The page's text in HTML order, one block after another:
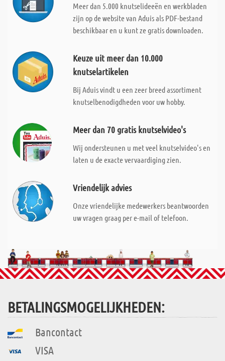
Meer dan 5.000 knutselideeën en werkbladen
zijn op de website van Aduis als PDF-bestand
beschikbaar en u kunt ze gratis downloaden.
Keuze uit meer dan 10.000
knutselartikelen
Bij Aduis vindt u een zeer breed assortiment
knutselbenodigdheden voor uw hobby.
Meer dan 70 gratis knutselvideo's
Wij ondersteunen u met veel knutselvideo's en
laten u de exacte vervaardiging zien.
Vriendelijk advies
Onze vriendelijke medewerkers beantwoorden
uw vragen graag per e-mail of telefoon.
BETALINGSMOGELIJKHEDEN:
Bancontact
VISA